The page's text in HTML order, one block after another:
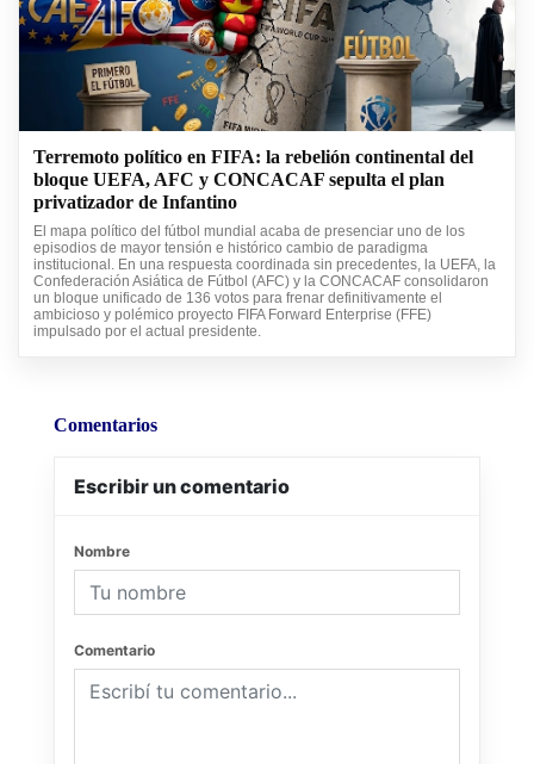
Terremoto político en FIFA: la rebelión continental del
bloque UEFA, AFC y CONCACAF sepulta el plan
privatizador de Infantino
El mapa político del fútbol mundial acaba de presenciar uno de los
episodios de mayor tensión e histórico cambio de paradigma
institucional. En una respuesta coordinada sin precedentes, la UEFA, la
Confederación Asiática de Fútbol (AFC) y la CONCACAF consolidaron
un bloque unificado de 136 votos para frenar definitivamente el
ambicioso y polémico proyecto FIFA Forward Enterprise (FFE)
impulsado por el actual presidente.
Comentarios
Escribir un comentario
Nombre
Comentario